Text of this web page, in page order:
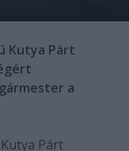
Kutya Párt
a
Párt